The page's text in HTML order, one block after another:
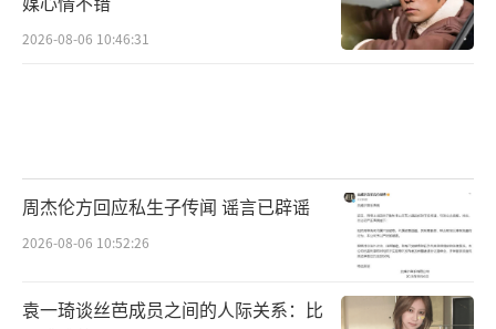
2026-08-06 10:46:31
周杰伦方回应私生子传闻 谣言已辟谣
2026-08-06 10:52:26
袁一琦谈丝芭成员之间的人际关系：比